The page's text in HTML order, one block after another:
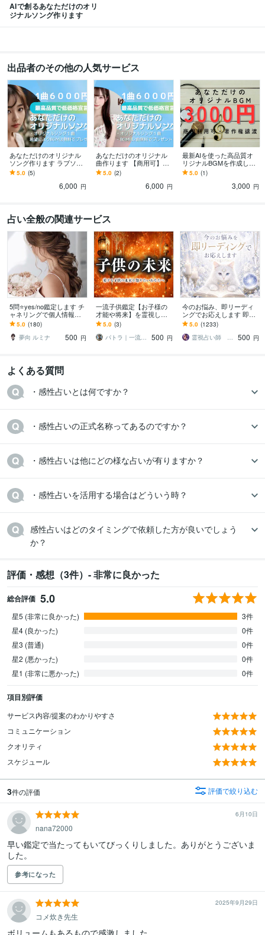
AIで創るあなただけのオリ
ジナルソング作ります
出品者のその他の人気サービス
あなただけのオリジナル
ソング作ります ラブソン
グ!アニメソング!記念日ソ
ング！アイドルソング等
5.0 (5)
6,000 円
あなただけのオリジナル
曲作ります 【商用可】ア
イドルソング等も作れま
す。
5.0 (2)
6,000 円
最新AIを使った高品質オ
リジナルBGMを作成しま
す マスタリング処理で、
高品質なBGMをお届けし
5.0 (1)
3,000 円
占い全般の関連サービス
5問⭐yes/no鑑定します チ
ャネリングで個人情報不
要で視ます♪
5.0 (180)
夢向 ルミナ
500 円
一流子供鑑定【お子様の
才能や将来】を霊視しま
す お子様の気持ちや適職
などを占い、未来の可能
性を最大限に広げる
5.0 (3)
パトラ｜一流の霊視鑑定
500 円
今のお悩み、即リーディ
ングでお応えします 即日
鑑定 今すぐ知りたい。
だからこそ、すぐ占いま
す
5.0 (1233)
霊視占い師 まる
500 円
よくある質問
・感性占いとは何ですか？
・感性占いの正式名称ってあるのですか？
・感性占いは他にどの様な占いが有りますか？
・感性占いを活用する場合はどういう時？
感性占いはどのタイミングで依頼した方が良いでしょう
か？
評価・感想（3件）- 非常に良かった
総合評価 5.0
星5 (非常に良かった)
3件
星4 (良かった)
0件
星3 (普通)
0件
星2 (悪かった)
0件
星1 (非常に悪かった)
0件
項目別評価
サービス内容/提案のわかりやすさ
コミュニケーション
クオリティ
スケジュール
3件の評価 評価で絞り込む
6月10日
nana72000
早い鑑定で当たってもいてびっくりしました。ありがとうございま
した。
参考になった
2025年9月29日
コメ炊き先生